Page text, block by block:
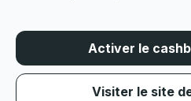
Activer le
Visiter le site